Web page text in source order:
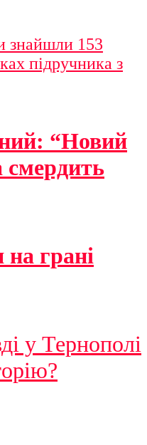
знайшли 153
підручника з
“Новий
смердить
на грані
у Тернополі